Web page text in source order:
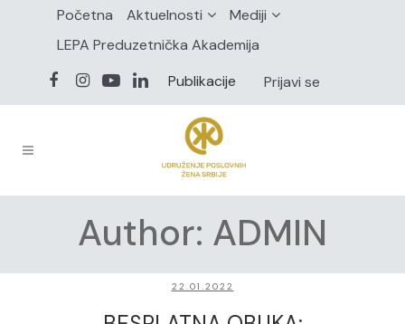
Početna Aktuelnosti
Mediji
LEPA Preduzetnička Akademija
Publikacije
Prijavi se
Author: ADMIN
22.01.2022